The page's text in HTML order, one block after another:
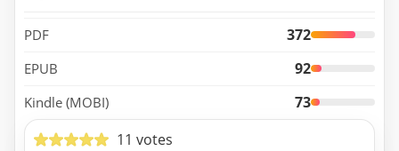
PDF 372
EPUB 92
Kindle (MOBI)
73
11 votes